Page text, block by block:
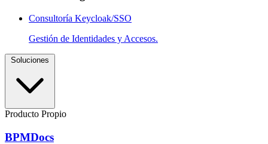
Consultoría Keycloak/SSO
Gestión de Identidades y Accesos.
Producto Propio
BPMDocs